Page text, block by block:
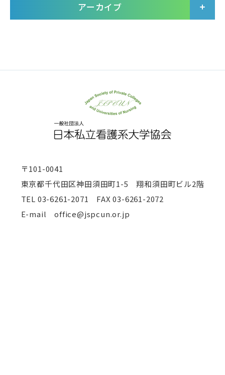
アーカイブ
〒101-0041
東京都千代田区神田須田町1-5 翔和須田町ビル2階
TEL 03-6261-2071 FAX 03-6261-2072
E-mail office@jspcun.or.jp